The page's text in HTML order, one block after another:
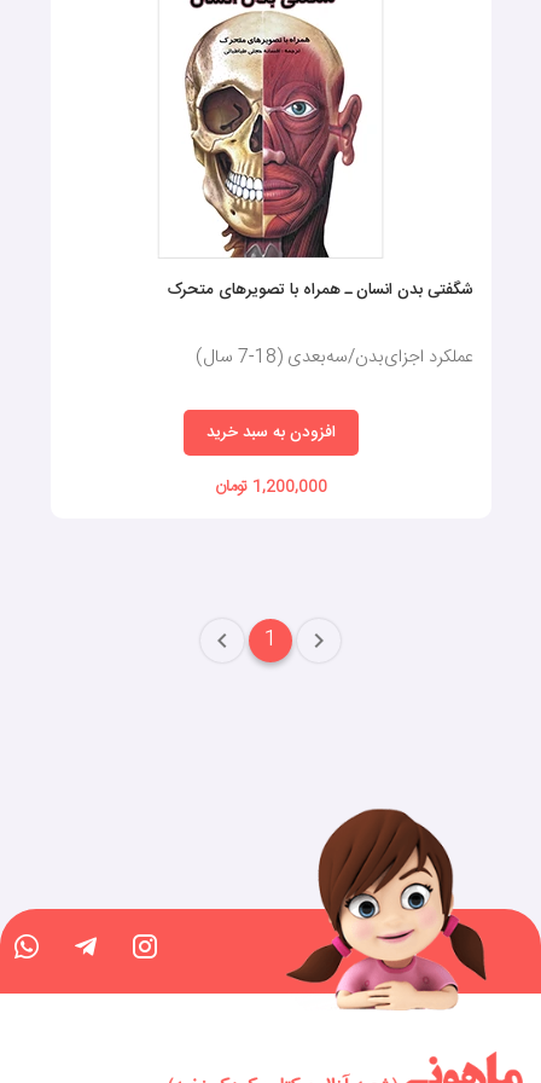
بعضی از کودکان به‌صورت دائمی در مورد بدن انسان یا حیوانات سوال
می‌پرسند و بعضی دیگر با تماشای آسمان و ستارگان سوال‌های فراوانی
در ذهن‌شان ایجاد می‌شود. بسته به اینکه فرزندتان در کدام‌یک از این
دسته‌ها قرار می‌گیرد، می‌توانید یکی از کتاب‌های سه بعدی را برای وی
آیا نیازی به اجبار کودکان برای
مطالعه کتاب‌ها وجود دارد؟
به‌هیچ‌عنوان نباید از روش‌هایی مانند اجبار کودکان استفاده کرد. طبق
نظر کارشناسان، باید به کودک فرصت داد تا کنجکاوی وی برانگیخته
شود و خودش به‌دنبال بررسی و کشف مطالب جدید برود. اجبار کودک
به مطالعه کتاب، باعث می‌شود که ذوق و هیجان او برای این‌ کار از بین
برود و در آینده در مورد کتاب و مطالب آموزشی تنفر داشته باشد.
انواع مختلف کتاب سه بعدی با استفاده از تصاویر جذاب و خیره‌کننده،
کودک برای مطالعه کتاب‌های بعدی نیز انگیزه داشته باشد و کتاب‌خوانی
به بخشی جدایی‌ناپذیر از زندگی وی بدل شود.
کتاب‌های سه بعدی با ایجاد یک تصویر کلی از علوم مختلف ازجمله
پزشکی، زیست‌شناسی و هوافضا دید کودکان را از سنین پایین در مورد
رشته‌های تحصیلی باز می‌کنند. آن‌ها با داشتن یک آشنایی نسبی با علوم
مختلف، می‌توانند علایق خود را بهتر تشخیص دهند و هنگامی‌که قصد
تحصیل در مقاطع عالی را داشتند، تصمیمات بهتری را اخذ کنند.
توجه داشته باشید که فرایند آموزش کودکان نباید به کتاب سه بعدی
محدود شود و در تمامی بازه‌های سنی باید ابزارهای آموزشی مفیدی را
طبق تحقیقات انجام‌شده‌، افرادی که در کودکی آموزش‌های مفیدی را
شگفتی بدن انسان ـ همراه با تصویرهای متحرک
عملکرد اجزای‌بدن/سه‌بعدی (18-7 سال)
افزودن به سبد خرید
1,200,000 تومان
1